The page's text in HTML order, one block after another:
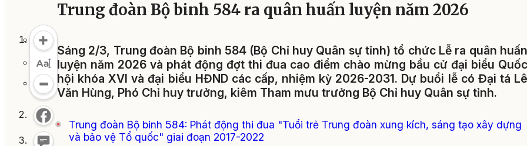
Trung đoàn Bộ binh 584 ra quân huấn luyện năm 2026
Sáng 2/3, Trung đoàn Bộ binh 584 (Bộ Chỉ huy Quân sự tỉnh) tổ chức Lễ ra quân huấn
luyện năm 2026 và phát động đợt thi đua cao điểm chào mừng bầu cử đại biểu Quốc
hội khóa XVI và đại biểu HĐND các cấp, nhiệm kỳ 2026-2031. Dự buổi lễ có Đại tá Lê
Văn Hùng, Phó Chỉ huy trưởng, kiêm Tham mưu trưởng Bộ Chỉ huy Quân sự tỉnh.
Trung đoàn Bộ binh 584: Phát động thi đua "Tuổi trẻ Trung đoàn xung kích, sáng tạo xây dựng
và bảo vệ Tổ quốc" giai đoạn 2017-2022